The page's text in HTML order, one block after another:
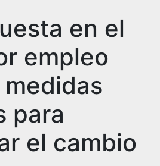
en el
empleo
para
el cambio